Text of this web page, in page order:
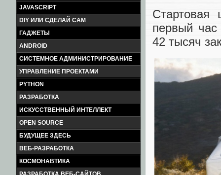
JAVASCRIPT
DIY ИЛИ СДЕЛАЙ САМ
ГАДЖЕТЫ
ANDROID
СИСТЕМНОЕ АДМИНИСТРИРОВАНИЕ
УПРАВЛЕНИЕ ПРОЕКТАМИ
PYTHON
РАЗРАБОТКА
ИСКУССТВЕННЫЙ ИНТЕЛЛЕКТ
OPEN SOURCE
БУДУЩЕЕ ЗДЕСЬ
ВЕБ-РАЗРАБОТКА
КОСМОНАВТИКА
Стартовая
первый час
42 тысяч